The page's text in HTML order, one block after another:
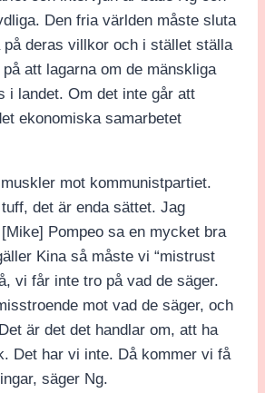
Den fria världen måste sluta
på deras villkor och i stället ställa
att lagarna om de mänskliga
i landet. Om det inte går att
ekonomiska samarbetet
mot kommunistpartiet.
det är enda sättet. Jag
Pompeo sa en mycket bra
Kina så måste vi “mistrust
vi får inte tro på vad de säger.
mot vad de säger, och
är det det handlar om, att ha
Det har vi inte. Då kommer vi få
säger Ng.